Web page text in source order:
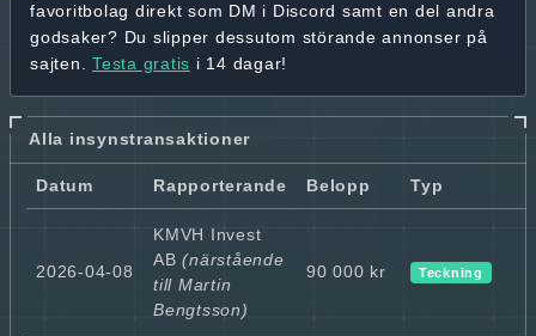
favoritbolag direkt som DM i Discord samt en del andra
godsaker? Du slipper dessutom störande annonser på
sajten. Testa gratis i 14 dagar!
Alla insynstransaktioner
Datum Rapporterande Belopp Typ
2026-04-08
KMVH Invest
AB (närstående
till Martin
Bengtsson)
90 000 kr Teckning